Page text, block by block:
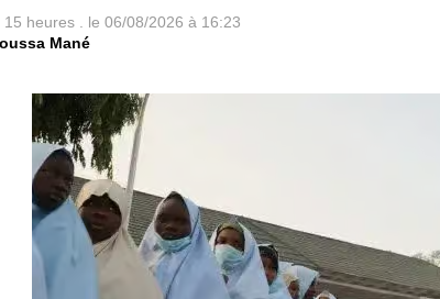
15 heures . le 06/08/2026 à 16:23
Mané